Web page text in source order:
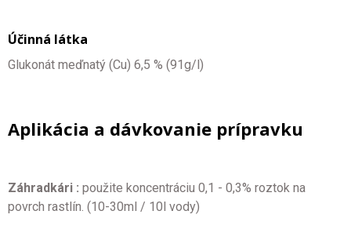
Účinná látka
Glukonát meďnatý (Cu) 6,5 % (91g/l)
Aplikácia a dávkovanie prípravku
Záhradkári : použite koncentráciu 0,1 - 0,3% roztok na
povrch rastlín. (10-30ml / 10l vody)